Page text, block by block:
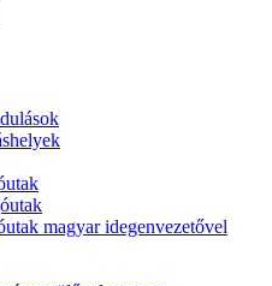
magyar idegenvezetővel